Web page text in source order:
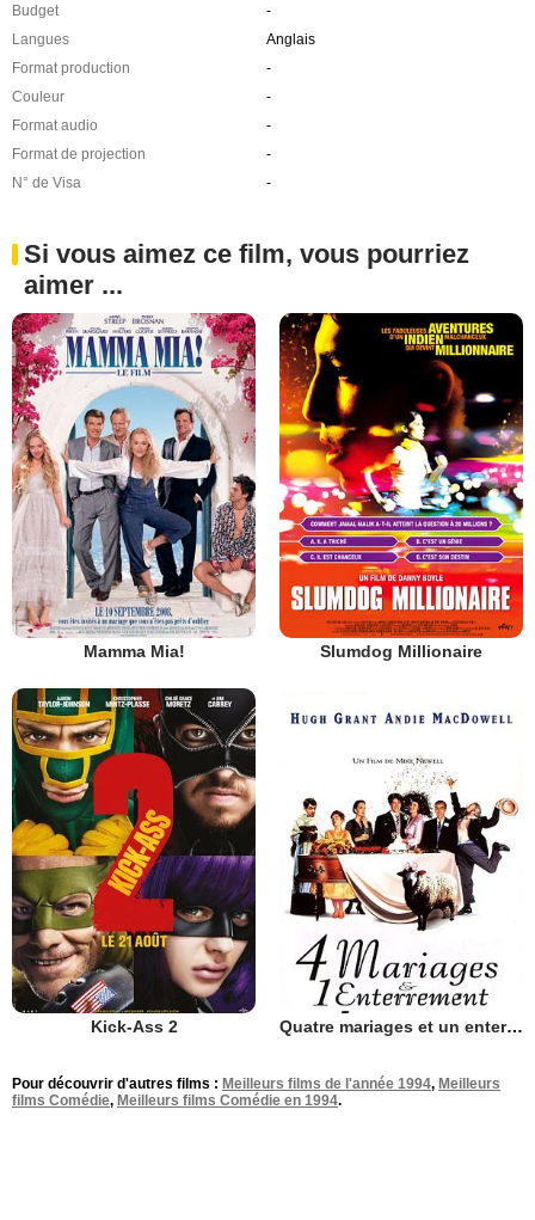
Budget
-
Langues
Anglais
Format production
-
Couleur
-
Format audio
-
Format de projection
-
N° de Visa
-
Si vous aimez ce film, vous pourriez
aimer ...
Mamma Mia! Slumdog Millionaire
Kick-Ass 2 Quatre mariages et un enterrement
Pour découvrir d'autres films : Meilleurs films de l'année 1994, Meilleurs
films Comédie, Meilleurs films Comédie en 1994.